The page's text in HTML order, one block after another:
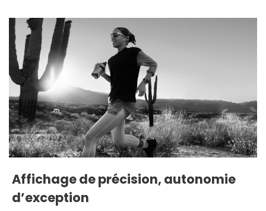
Affichage de précision, autonomie
d’exception